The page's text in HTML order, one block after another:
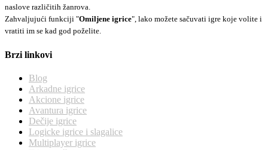
naslove različitih žanrova.
Zahvaljujući funkciji "Omiljene igrice", lako možete sačuvati igre koje volite i
vratiti im se kad god poželite.
Brzi linkovi
Blog
Arkadne igrice
Akcione igrice
Avantura igrice
Dečije igrice
Logicke igrice i slagalice
Multiplayer igrice